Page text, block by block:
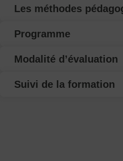
Les méthodes
Programme
Modalité d’évaluation
Suivi de la formation